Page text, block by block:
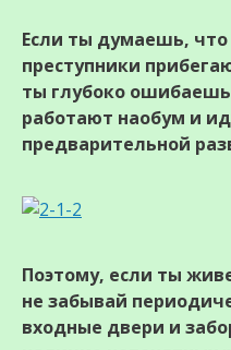
Если ты думаешь,
преступники
ты глубоко
работают наобум и
предварительной
Поэтому, если ты
не забывай
входные двери и